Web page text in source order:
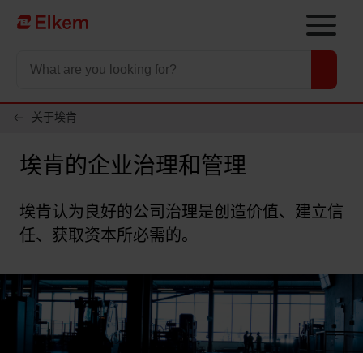
Skip to main content
To start page
关于埃肯
埃肯的企业治理和管理
埃肯认为良好的公司治理是创造价值、建立信
任、获取资本所必需的。